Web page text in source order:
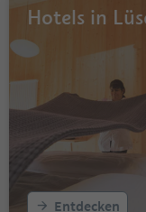
Hotels in
Entdecken